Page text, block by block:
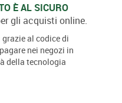
È AL SICURO
gli acquisti online.
al codice di
nei negozi in
della tecnologia